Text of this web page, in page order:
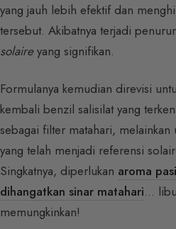
yang jauh lebih efektif dan
tersebut. Akibatnya terjadi
solaireyang signifikan.
Formulanya kemudian direvisi
kembali benzil salisilat yang
sebagai filter matahari, melainkan
yang telah menjadi referensi
Singkatnya, diperlukan aroma
dihangatkan sinar matahari…
memungkinkan!